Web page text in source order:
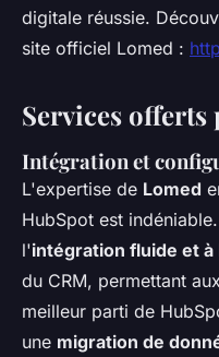
digitale réussie.
site officiel Lomed :
Services offerts
Intégration et
L'expertise de Lomed
HubSpot est
l'intégration fluide et
du CRM, permettant
meilleur parti de
une migration de